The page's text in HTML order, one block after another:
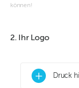
können!
2. Ihr Logo
+ Druck